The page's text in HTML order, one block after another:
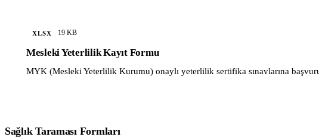
XLSX 19 KB
Mesleki Yeterlilik Kayıt Formu
MYK (Mesleki Yeterlilik Kurumu) onaylı yeterlilik sertifika sınavlarına
Sağlık Taraması Formları